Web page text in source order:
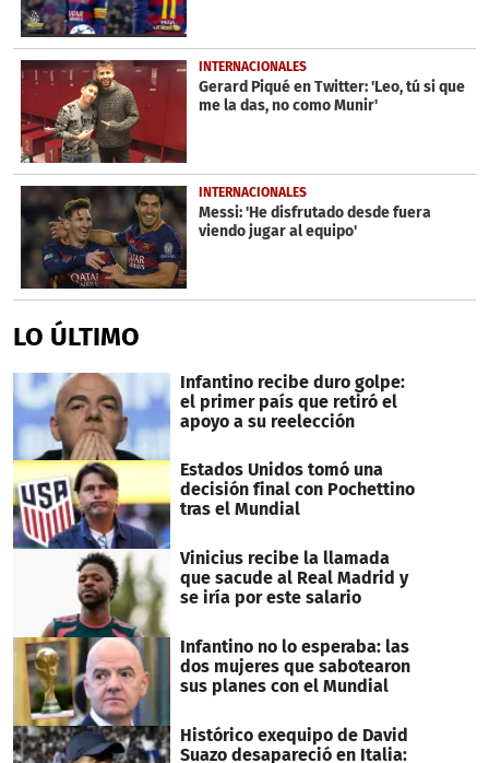
INTERNACIONALES
Gerard Piqué en Twitter: 'Leo, tú si que
me la das, no como Munir'
INTERNACIONALES
Messi: 'He disfrutado desde fuera
viendo jugar al equipo'
LO ÚLTIMO
Infantino recibe duro golpe:
el primer país que retiró el
apoyo a su reelección
Estados Unidos tomó una
decisión final con Pochettino
tras el Mundial
Vinicius recibe la llamada
que sacude al Real Madrid y
se iría por este salario
Infantino no lo esperaba: las
dos mujeres que sabotearon
sus planes con el Mundial
Histórico exequipo de David
Suazo desapareció en Italia: